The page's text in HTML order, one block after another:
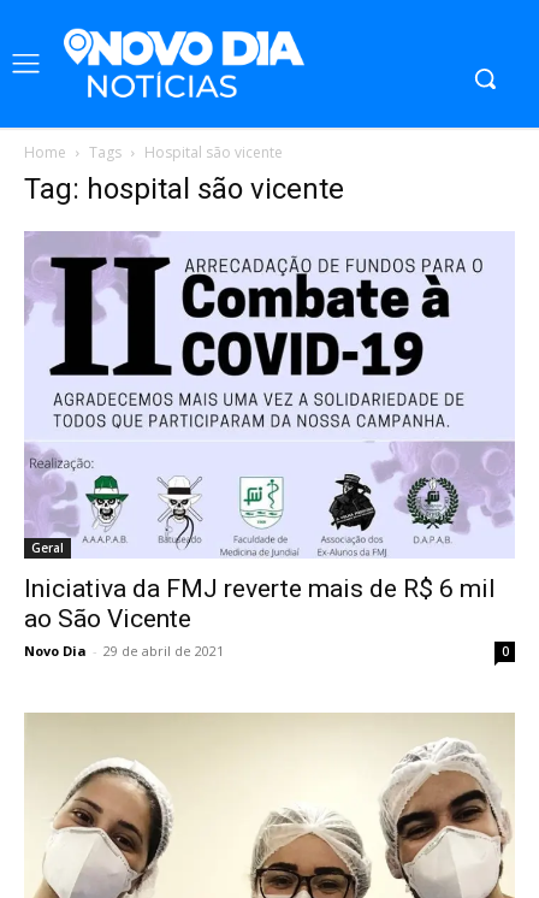
Home Tags Hospital são vicente
Tag: hospital são vicente
Geral
Iniciativa da FMJ reverte mais de R$ 6 mil
ao São Vicente
Novo Dia - 29 de abril de 2021 0